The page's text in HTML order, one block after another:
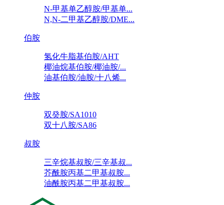
N-甲基单乙醇胺/甲基单...
N,N-二甲基乙醇胺/DME...
伯胺
氢化牛脂基伯胺/AHT
椰油烷基伯胺/椰油胺/...
油基伯胺/油胺/十八烯...
仲胺
双癸胺/SA1010
双十八胺/SA86
叔胺
三辛烷基叔胺/三辛基叔...
芥酰胺丙基二甲基叔胺...
油酰胺丙基二甲基叔胺...